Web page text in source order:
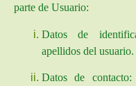
parte de Usuario:
Datos de
apellidos del usuario.
Datos de